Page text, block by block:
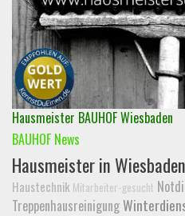
Hausmeister BAUHOF Wiesbaden
BAUHOF News
Hausmeister in Wiesbaden
Haustechnik Mitarbeiter-gesucht
Treppenhausreinigung